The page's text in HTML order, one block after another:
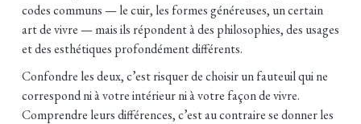
codes communs — le cuir, les formes généreuses, un certain
art de vivre — mais ils répondent à des philosophies, des usages
et des esthétiques profondément différents.
Confondre les deux, c’est risquer de choisir un fauteuil qui ne
correspond ni à votre intérieur ni à votre façon de vivre.
Comprendre leurs différences, c’est au contraire se donner les